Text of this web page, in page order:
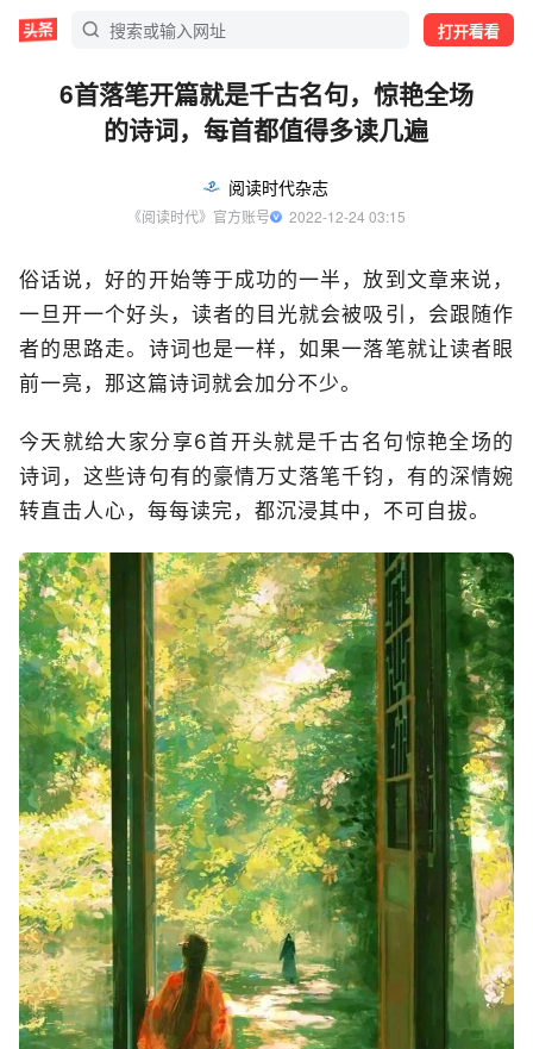
打开看看
6首落笔开篇就是千古名句，惊艳全场
的诗词，每首都值得多读几遍
阅读时代杂志
《阅读时代》官方账号
  2022-12-24 03:15
俗话说，好的开始等于成功的一半，放到文章来说，
一旦开一个好头，读者的目光就会被吸引，会跟随作
者的思路走。诗词也是一样，如果一落笔就让读者眼
前一亮，那这篇诗词就会加分不少。
今天就给大家分享6首开头就是千古名句惊艳全场的
诗词，这些诗句有的豪情万丈落笔千钧，有的深情婉
转直击人心，每每读完，都沉浸其中，不可自拔。